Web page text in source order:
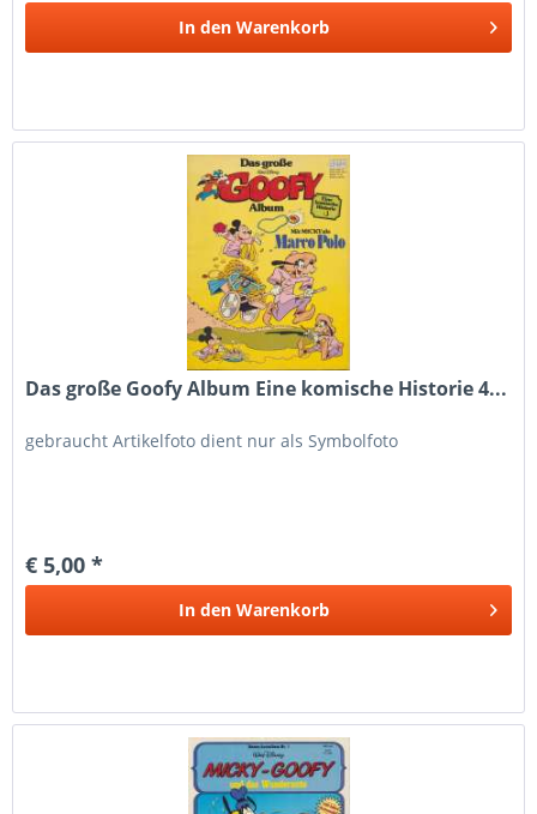
In den Warenkorb
Das große Goofy Album Eine komische Historie 4...
gebraucht Artikelfoto dient nur als Symbolfoto
€ 5,00 *
In den Warenkorb